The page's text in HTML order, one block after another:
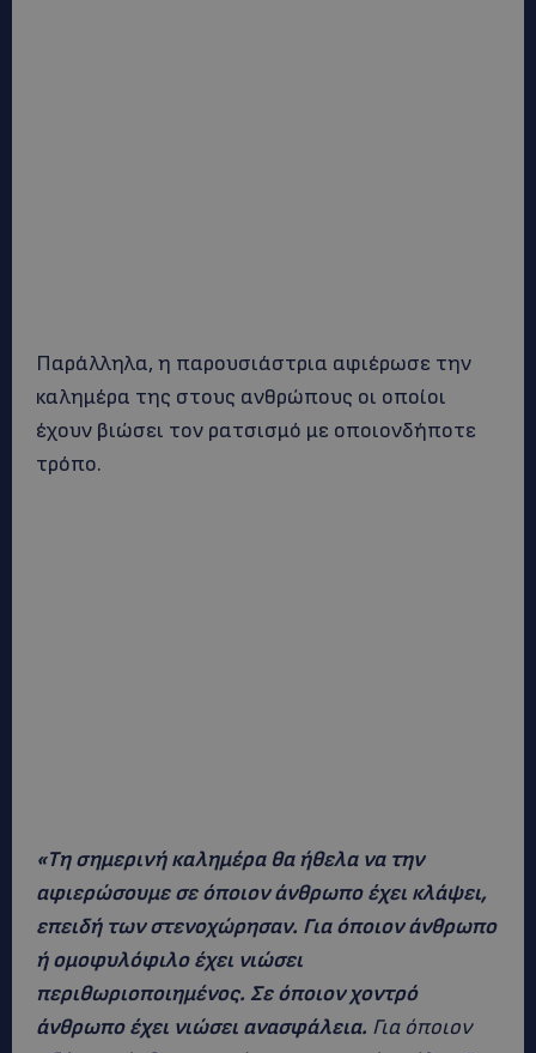
Παράλληλα, η παρουσιάστρια αφιέρωσε την
καλημέρα της στους ανθρώπους οι οποίοι
έχουν βιώσει τον ρατσισμό με οποιονδήποτε
τρόπο.
«Τη σημερινή καλημέρα θα ήθελα να την
αφιερώσουμε σε όποιον άνθρωπο έχει κλάψει,
επειδή των στενοχώρησαν. Για όποιον άνθρωπο
ή ομοφυλόφιλο έχει νιώσει
περιθωριοποιημένος. Σε όποιον χοντρό
άνθρωπο έχει νιώσει ανασφάλεια. Για όποιον